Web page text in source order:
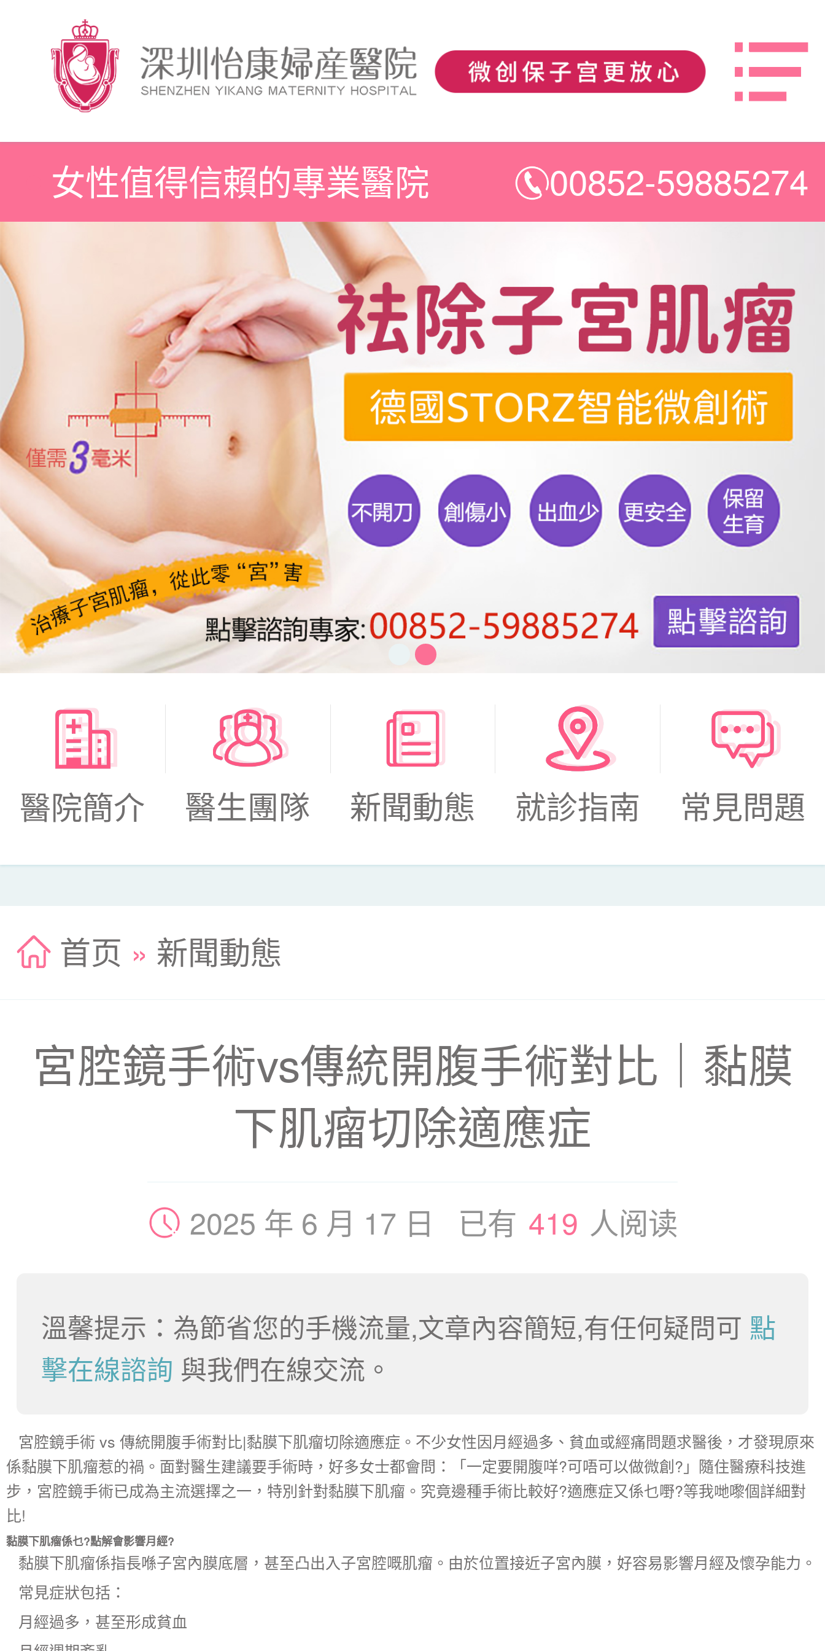
女性值得信賴的專業醫院 00852-59885274
醫院簡介 醫生團隊 新聞動態 就診指南 常見問題
首页 » 新聞動態
宮腔鏡手術vs傳統開腹手術對比｜黏膜
下肌瘤切除適應症
2025 年 6 月 17 日 已有 419 人阅读
溫馨提示：為節省您的手機流量,文章內容簡短,有任何疑問可 點
擊在線諮詢 與我們在線交流。
宮腔鏡手術 vs 傳統開腹手術對比|黏膜下肌瘤切除適應症。不少女性因月經過多、貧血或經痛問題求醫後，才發現原來
係黏膜下肌瘤惹的禍。面對醫生建議要手術時，好多女士都會問：「一定要開腹咩?可唔可以做微創?」隨住醫療科技進
步， 宮腔鏡手術已成為主流選擇之一，特別針對黏膜下肌瘤。究竟邊種手術比較好?適應症又係乜嘢?等我哋嚟個詳細對
比!
黏膜下肌瘤係乜?點解會影響月經?
黏膜下肌瘤係指長喺子宮內膜底層，甚至凸出入子宮腔嘅肌瘤。由於位置接近子宮內膜，好容易影響月經及懷孕能力。
常見症狀包括：
月經過多，甚至形成貧血